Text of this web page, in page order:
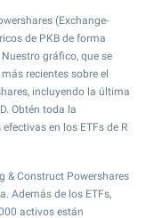
(Exchange-
de PKB de forma
Nuestro gráfico, que se
recientes sobre el
incluyendo la última
Obtén toda la
en los ETFs de R
& Construct Powershares
Además de los ETFs,
activos están